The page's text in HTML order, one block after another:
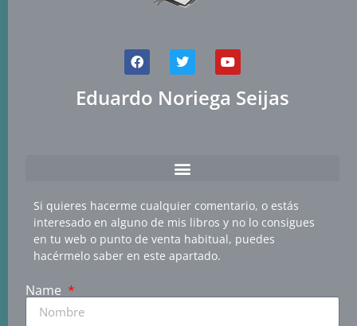
Eduardo Noriega Seijas
Si quieres hacerme cualquier comentario, o estás
interesado en alguno de mis libros y no lo consigues
en tu web o punto de venta habitual, puedes
hacérmelo saber en este apartado.
Name